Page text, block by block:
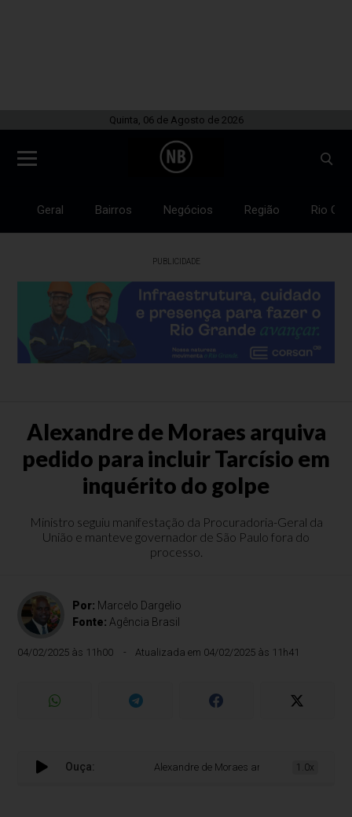
Quinta, 06 de Agosto de 2026
Geral Bairros Negócios Região Rio
PUBLICIDADE
Alexandre de Moraes arquiva
pedido para incluir Tarcísio em
inquérito do golpe
Ministro seguiu manifestação da Procuradoria-Geral da
União e manteve governador de São Paulo fora do
processo.
Por: Marcelo Dargelio
Fonte: Agência Brasil
04/02/2025 às 11h00 Atualizada em 04/02/2025 às 11h41
Ouça: Alexandre de Moraes arquiva pedido para
1.0x